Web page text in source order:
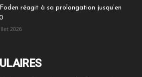
réagit à sa prolongation jusqu’en
2026